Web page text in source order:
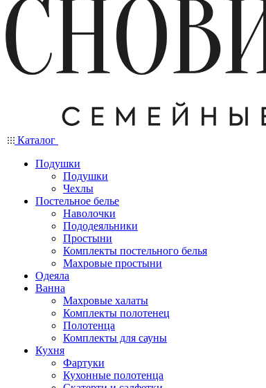
Каталог
Подушки
Подушки
Чехлы
Постельное белье
Наволочки
Пододеяльники
Простыни
Комплекты постельного белья
Махровые простыни
Одеяла
Ванна
Махровые халаты
Комплекты полотенец
Полотенца
Комплекты для сауны
Кухня
Фартуки
Кухонные полотенца